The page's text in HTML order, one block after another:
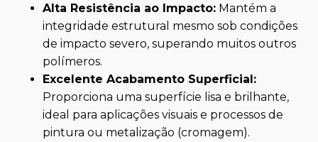
Alta Resistência ao Impacto: Mantém a
integridade estrutural mesmo sob condições
de impacto severo, superando muitos outros
polímeros.
Excelente Acabamento Superficial:
Proporciona uma superfície lisa e brilhante,
ideal para aplicações visuais e processos de
pintura ou metalização (cromagem).